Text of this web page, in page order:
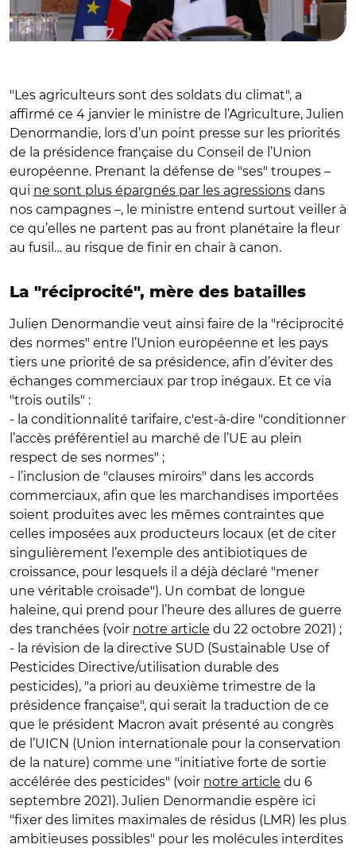
"Les agriculteurs sont des soldats du climat", a
affirmé ce 4 janvier le ministre de l’Agriculture, Julien
Denormandie, lors d’un point presse sur les priorités
de la présidence française du Conseil de l’Union
européenne. Prenant la défense de "ses" troupes –
qui ne sont plus épargnés par les agressions dans
nos campagnes –, le ministre entend surtout veiller à
ce qu’elles ne partent pas au front planétaire la fleur
au fusil… au risque de finir en chair à canon.
La "réciprocité", mère des batailles
Julien Denormandie veut ainsi faire de la "réciprocité
des normes" entre l’Union européenne et les pays
tiers une priorité de sa présidence, afin d’éviter des
échanges commerciaux par trop inégaux. Et ce via
"trois outils" :
- la conditionnalité tarifaire, c'est-à-dire "conditionner
l’accès préférentiel au marché de l’UE au plein
respect de ses normes" ;
- l’inclusion de "clauses miroirs" dans les accords
commerciaux, afin que les marchandises importées
soient produites avec les mêmes contraintes que
celles imposées aux producteurs locaux (et de citer
singulièrement l’exemple des antibiotiques de
croissance, pour lesquels il a déjà déclaré "mener
une véritable croisade"). Un combat de longue
haleine, qui prend pour l’heure des allures de guerre
des tranchées (voir notre article du 22 octobre 2021) ;
- la révision de la directive SUD (Sustainable Use of
Pesticides Directive/utilisation durable des
pesticides), "a priori au deuxième trimestre de la
présidence française", qui serait la traduction de ce
que le président Macron avait présenté au congrès
de l’UICN (Union internationale pour la conservation
de la nature) comme une "initiative forte de sortie
accélérée des pesticides" (voir notre article du 6
septembre 2021). Julien Denormandie espère ici
"fixer des limites maximales de résidus (LMR) les plus
ambitieuses possibles" pour les molécules interdites